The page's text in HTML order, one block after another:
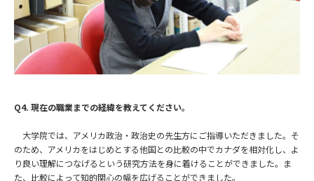
Q4. 現在の職業までの経緯を教えてください。
大学院では、アメリカ政治・政治史の先生方にご指導いただきました。そ
のため、アメリカをはじめとする他国との比較の中でカナダを相対化し、よ
り良い理解につなげるという研究方法を身に着けることができました。ま
た、比較によって知的関心の幅を広げることができました。